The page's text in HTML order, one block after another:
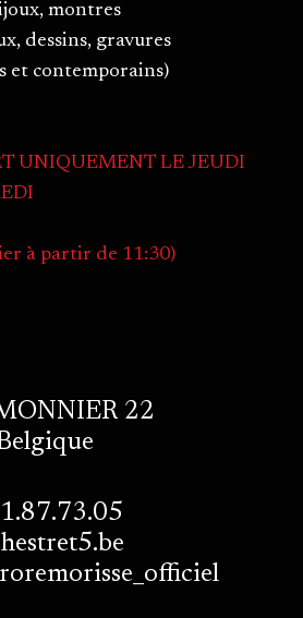
montres
dessins, gravures
et contemporains)
UNIQUEMENT LE JEUDI
à partir de 11:30)
22